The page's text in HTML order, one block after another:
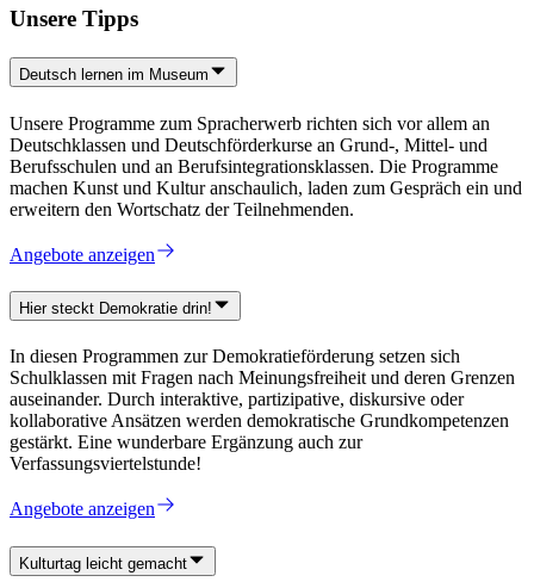
Unsere Tipps
Deutsch lernen im Museum
Unsere Programme zum Spracherwerb richten sich vor allem an
Deutschklassen und Deutschförderkurse an Grund-, Mittel- und
Berufsschulen und an Berufsintegrationsklassen. Die Programme
machen Kunst und Kultur anschaulich, laden zum Gespräch ein und
erweitern den Wortschatz der Teilnehmenden.
Angebote anzeigen
Hier steckt Demokratie drin!
In diesen Programmen zur Demokratieförderung setzen sich
Schulklassen mit Fragen nach Meinungsfreiheit und deren Grenzen
auseinander. Durch interaktive, partizipative, diskursive oder
kollaborative Ansätzen werden demokratische Grundkompetenzen
gestärkt. Eine wunderbare Ergänzung auch zur
Verfassungsviertelstunde!
Angebote anzeigen
Kulturtag leicht gemacht